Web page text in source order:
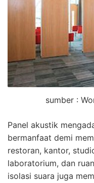
sumber :
Panel akustik
bermanfaat demi
restoran, kantor,
laboratorium, dan
isolasi suara juga